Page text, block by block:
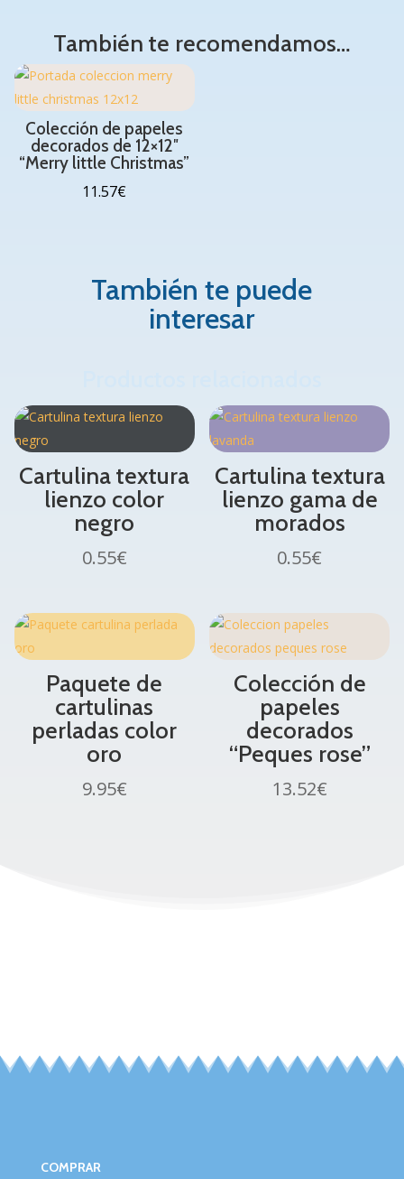
También te recomendamos…
Colección de papeles
decorados de 12×12″
“Merry little Christmas”
11.57€
También te puede
interesar
Cartulina textura
lienzo color
negro
0.55€
Cartulina textura
lienzo gama de
morados
0.55€
Paquete de
cartulinas
perladas color
oro
9.95€
Colección de
papeles
decorados
“Peques rose”
13.52€
COMPRAR